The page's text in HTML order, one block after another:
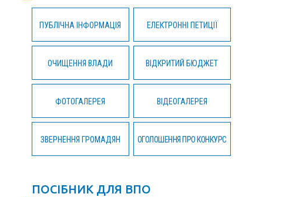
ПУБЛІЧНА ІНФОРМАЦІЯ ЕЛЕКТРОННІ ПЕТИЦІЇ
ОЧИЩЕННЯ ВЛАДИ ВІДКРИТИЙ БЮДЖЕТ
ФОТОГАЛЕРЕЯ ВІДЕОГАЛЕРЕЯ
ЗВЕРНЕННЯ ГРОМАДЯН ОГОЛОШЕННЯ ПРО КОНКУРС
ПОСІБНИК ДЛЯ ВПО